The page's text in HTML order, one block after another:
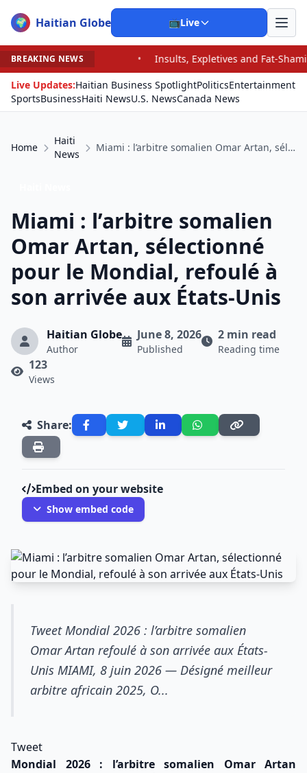
🌍 Haitian Globe 📺Live
BREAKING NEWS
•
Insults, Expletives and Fat-Shaming: Vance Trolls
Live Updates:Haitian Business SpotlightPoliticsEntertainment
SportsBusinessHaiti NewsU.S. NewsCanada News
Home
Haiti
News
Miami : l’arbitre somalien Omar Artan, sélectionné pour le Mondial, refoulé à son arrivée aux États-Unis
Miami : l’arbitre somalien
Omar Artan, sélectionné
pour le Mondial, refoulé à
son arrivée aux États-Unis
Haitian Globe
Author
June 8, 2026
Published
2 min read
Reading time
123
Views
Share:
Embed on your website
Show embed code
Tweet Mondial 2026 : l’arbitre somalien
Omar Artan refoulé à son arrivée aux États-
Unis MIAMI, 8 juin 2026 — Désigné meilleur
arbitre africain 2025, O...
Tweet
Mondial 2026 : l’arbitre somalien Omar Artan